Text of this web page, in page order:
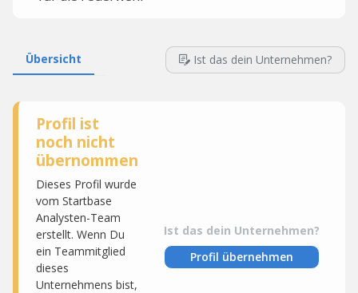
Übersicht Ist das dein Unternehmen?
Profil ist
noch nicht
übernommen
Dieses Profil wurde
vom Startbase
Analysten-Team
erstellt. Wenn Du
ein Teammitglied
dieses
Unternehmens bist,
Ist das dein Unternehmen?
Profil übernehmen